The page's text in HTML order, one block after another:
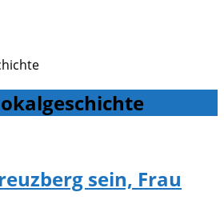
sein, Frau